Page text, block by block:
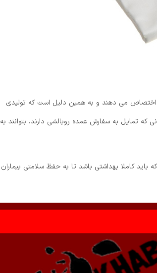
اختصاص می دهند و به همین دلیل است که تولیدی
که تمایل به سفارش عمده روبالشی دارند، بتوانند به
کاملا بهداشتی باشد تا به حفظ سلامتی بیماران